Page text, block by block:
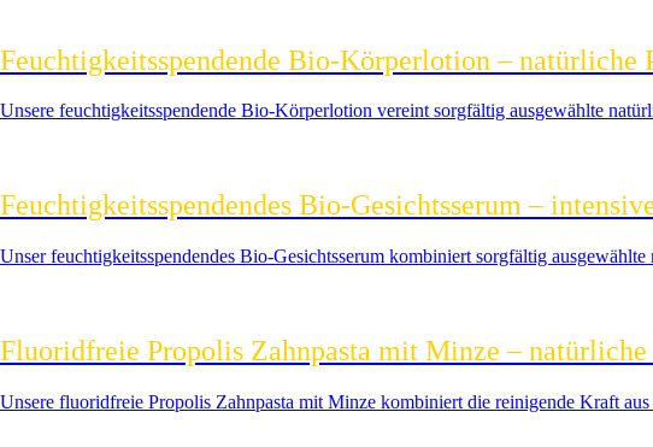
Feuchtigkeitsspendende Bio‑Körperlotion –
Unsere feuchtigkeitsspendende Bio‑Körperlotion vereint sorgfältig ausgewählte
Feuchtigkeitsspendendes Bio-Gesichtsserum –
Unser feuchtigkeitsspendendes Bio-Gesichtsserum kombiniert sorgfältig
Fluoridfreie Propolis Zahnpasta mit Minze –
Unsere fluoridfreie Propolis Zahnpasta mit Minze kombiniert die reinigende Kraft